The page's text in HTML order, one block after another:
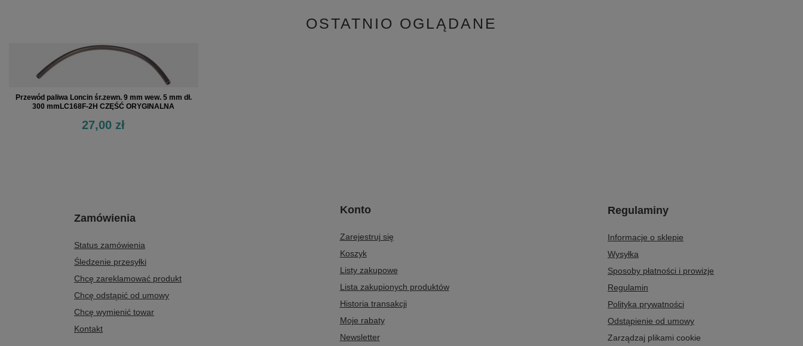
OSTATNIO OGLĄDANE
Przewód paliwa Loncin śr.zewn. 9 mm wew. 5 mm dł.
300 mmLC168F-2H CZĘŚĆ ORYGINALNA
27,00 zł
Zamówienia
Status zamówienia
Śledzenie przesyłki
Chcę zareklamować produkt
Chcę odstąpić od umowy
Chcę wymienić towar
Kontakt
Konto
Zarejestruj się
Koszyk
Listy zakupowe
Lista zakupionych produktów
Historia transakcji
Moje rabaty
Newsletter
Regulaminy
Informacje o sklepie
Wysyłka
Sposoby płatności i prowizje
Regulamin
Polityka prywatności
Odstąpienie od umowy
Zarządzaj plikami cookie